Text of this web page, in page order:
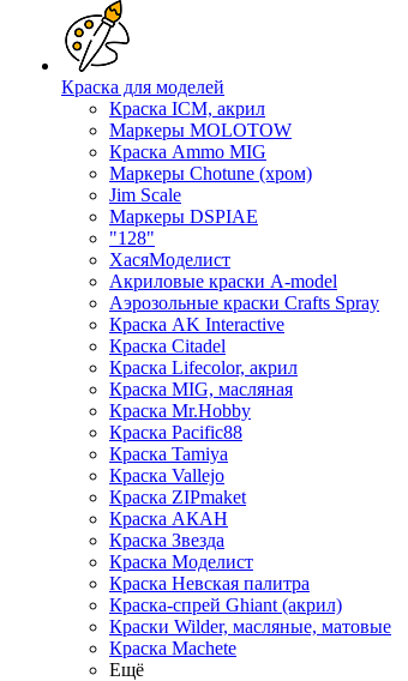
Краска для моделей
Краска ICM, акрил
Маркеры MOLOTOW
Краска Ammo MIG
Маркеры Chotune (хром)
Jim Scale
Маркеры DSPIAE
"128"
ХасяМоделист
Акриловые краски A-model
Аэрозольные краски Crafts Spray
Краска AK Interactive
Краска Citadel
Краска Lifecolor, акрил
Краска MIG, масляная
Краска Mr.Hobby
Краска Pacific88
Краска Tamiya
Краска Vallejo
Краска ZIPmaket
Краска АКАН
Краска Звезда
Краска Моделист
Краска Невская палитра
Краска-спрей Ghiant (акрил)
Краски Wilder, масляные, матовые
Краска Machete
Ещё